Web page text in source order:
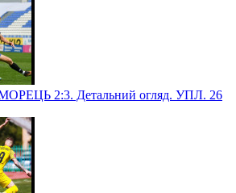
2:3. Детальний огляд. УПЛ. 26